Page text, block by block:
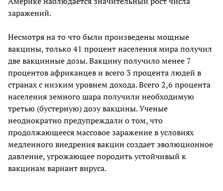
заражений.
Несмотря на то что были произведены мощные
вакцины, только 41 процент населения мира получил
две вакцинные дозы. Вакцину получило менее 7
процентов африканцев и всего 3 процента людей в
странах с низким уровнем дохода. Всего 2,6 процента
населения земного шара получили необходимую
третью (бустерную) дозу вакцины. Ученые
неоднократно предупреждали о том, что
продолжающееся массовое заражение в условиях
медленного внедрения вакцин создает эволюционное
давление, угрожающее породить устойчивый к
вакцинам вариант вируса.